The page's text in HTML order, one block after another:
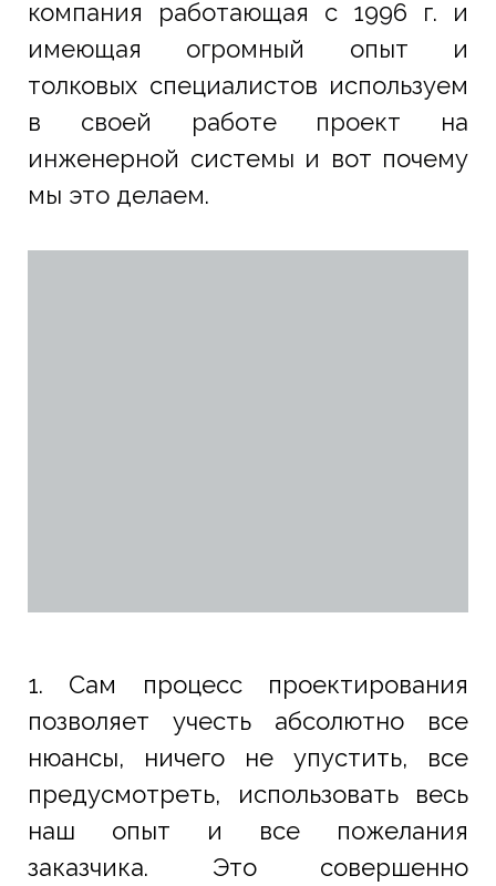
компания работающая с 1996 г. и
имеющая огромный опыт и
толковых специалистов используем
в своей работе проект на
инженерной системы и вот почему
мы это делаем.
1. Сам процесс проектирования
позволяет учесть абсолютно все
нюансы, ничего не упустить, все
предусмотреть, использовать весь
наш опыт и все пожелания
заказчика. Это совершенно